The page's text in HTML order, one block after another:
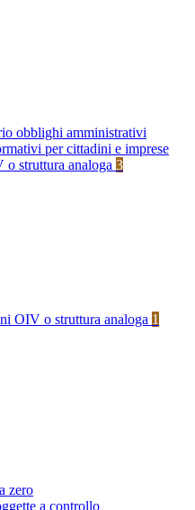
obblighi amministrativi
per cittadini e imprese
struttura analoga 3
OIV o struttura analoga 1
zero
a controllo